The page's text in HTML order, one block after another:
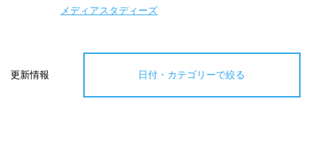
メディアスタディーズ
更新情報 日付・カテゴリーで絞る